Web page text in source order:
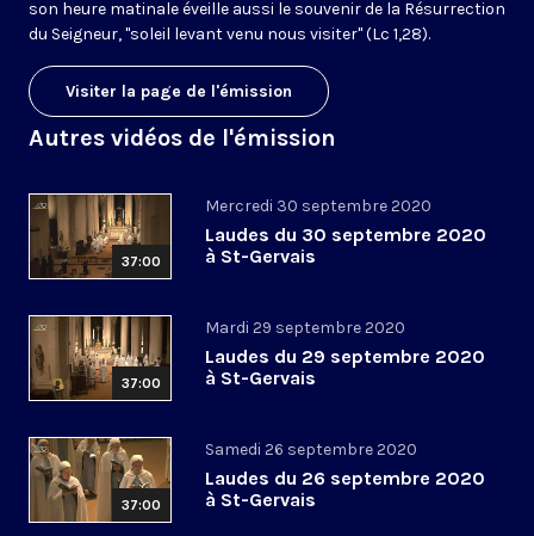
son heure matinale éveille aussi le souvenir de la Résurrection
du Seigneur, "soleil levant venu nous visiter" (Lc 1,28).
Visiter la page de l'émission
Autres vidéos de l'émission
37:00
Mercredi 30 septembre 2020
Laudes du 30 septembre 2020
à St-Gervais
37:00
Mardi 29 septembre 2020
Laudes du 29 septembre 2020
à St-Gervais
37:00
Samedi 26 septembre 2020
Laudes du 26 septembre 2020
à St-Gervais